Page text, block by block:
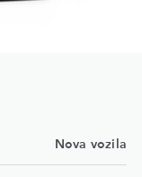
Nova vozila